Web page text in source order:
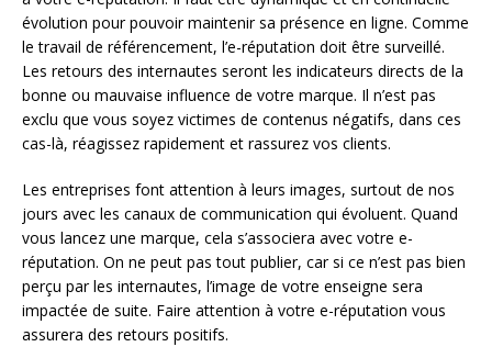
évolution pour pouvoir maintenir sa présence en ligne. Comme
le travail de référencement, l’e-réputation doit être surveillé.
Les retours des internautes seront les indicateurs directs de la
bonne ou mauvaise influence de votre marque. Il n’est pas
exclu que vous soyez victimes de contenus négatifs, dans ces
cas-là, réagissez rapidement et rassurez vos clients.
Les entreprises font attention à leurs images, surtout de nos
jours avec les canaux de communication qui évoluent. Quand
vous lancez une marque, cela s’associera avec votre e-
réputation. On ne peut pas tout publier, car si ce n’est pas bien
perçu par les internautes, l’image de votre enseigne sera
impactée de suite. Faire attention à votre e-réputation vous
assurera des retours positifs.